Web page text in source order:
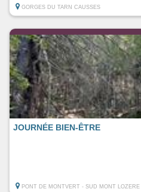
GORGES DU TARN CAUSSES
JOURNÉE BIEN-ÊTRE
PONT DE MONTVERT - SUD MONT LOZERE